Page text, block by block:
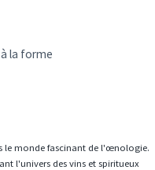
la forme
le monde fascinant de l'œnologie.
l'univers des vins et spiritueux